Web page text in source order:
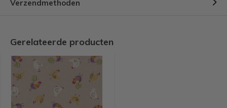
Verzendmethoden
Gerelateerde producten